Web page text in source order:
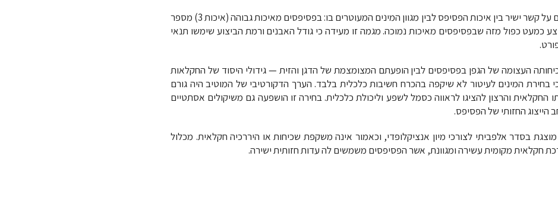
הנתונים מצביעים גם על קשר ישיר בין איכות הפסיפס לבין מגוון המינים המעוטרים בו: בפסיפסים מאיכות גבוהה (איכות 3) מספר
כמעט כפול מזה שבפסיפסים מאיכות נמוכה. מגמה זו מעידה כי גודל האבנים ורמת הביצוע שימשו תנאי
העצומה של הגפן בפסיפסים לבין הופעתם המצומצמת של הדגן והזית — גידולי היסוד של החקלאות
המינים לעיטור לא שיקפה בהכרח חשיבות כלכלית בלבד. הערך הדקורטיבי של המוטיב היה גורם
החקלאית והרצון להציגו לראווה כסמל לשפע וליכולת כלכלית. בחירה זו הושפעה גם משיקולים אסתטיים
הייצוג החזותי של הפסיפס.
בסדר אלפביתי לצורכי מיון אנציקלופדי, וכאמור אינה משקפת שכיחות או היררכיה חקלאית. מכלול
חקלאית מקומית עשירה ומגוונת, אשר הפסיפסים משמשים לה עדות חזותית ישירה.